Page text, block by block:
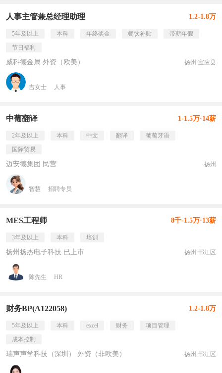
人事主管兼总经理助理 1.2-1.8万
5年及以上 本科 年终奖金 餐饮补贴
带薪年假
节日福利
威科德金属 外资（欧美） 扬州·宝应县
吉女士 人事
中葡翻译 1-1.5万·14薪
2年及以上 本科 中文 翻译
葡萄牙语
国际贸易
迈安德集团 民营 扬州
智慧 招聘专员
MES工程师 8千-1.5万·13薪
3年及以上 本科 培训
扬州扬杰电子科技 已上市 扬州·邗江区
陈先生 HR
财务BP(A122058) 1.2-1.8万
5年及以上 本科 excel 财务
项目管理
成本控制
瑞声声学科技（深圳） 外资（非欧美） 扬州·邗江区